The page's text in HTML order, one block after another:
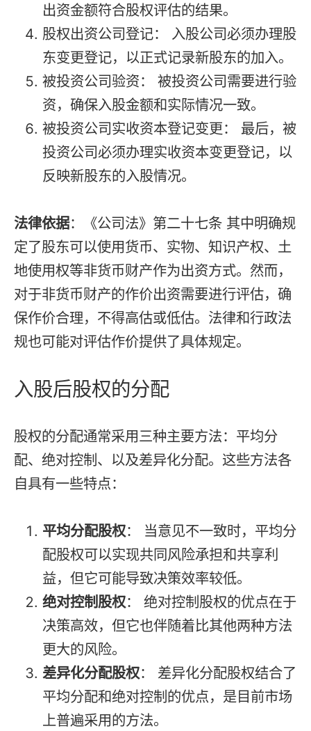
出资金额符合股权评估的结果。
股权出资公司登记： 入股公司必须办理股
东变更登记，以正式记录新股东的加入。
被投资公司验资： 被投资公司需要进行验
资，确保入股金额和实际情况一致。
被投资公司实收资本登记变更： 最后，被
投资公司必须办理实收资本变更登记，以
反映新股东的入股情况。
法律依据：《公司法》第二十七条 其中明确规
定了股东可以使用货币、实物、知识产权、土
地使用权等非货币财产作为出资方式。然而，
对于非货币财产的作价出资需要进行评估，确
保作价合理，不得高估或低估。法律和行政法
规也可能对评估作价提供了具体规定。
入股后股权的分配
股权的分配通常采用三种主要方法：平均分
配、绝对控制、以及差异化分配。这些方法各
自具有一些特点：
平均分配股权： 当意见不一致时，平均分
配股权可以实现共同风险承担和共享利
益，但它可能导致决策效率较低。
绝对控制股权： 绝对控制股权的优点在于
决策高效，但它也伴随着比其他两种方法
更大的风险。
差异化分配股权： 差异化分配股权结合了
平均分配和绝对控制的优点，是目前市场
上普遍采用的方法。